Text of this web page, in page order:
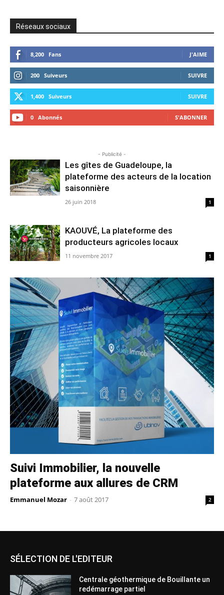
Réseaux sociaux
8,200 Fans J'AIME
200 Suiveurs SUIVRE
1,400 Suiveurs SUIVRE
0 Abonnés S'ABONNER
- Publicité -
Les gîtes de Guadeloupe, la
plateforme des acteurs de la location
saisonnière
26 juin 2018 1
KAOUVÉ, La plateforme des
producteurs agricoles locaux
11 novembre 2017 1
Suivi Immobilier, la nouvelle
plateforme aux allures de CRM
Emmanuel Mozar - 7 août 2017 2
SÉLECTION DE L'EDITEUR
Centrale géothermique de Bouillante un
redémarrage partiel